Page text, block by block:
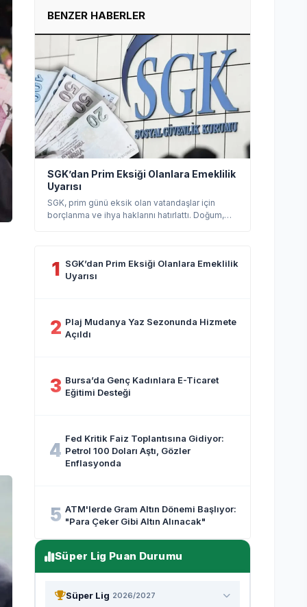
BENZER HABERLER
SGK’dan Prim Eksiği Olanlara Emeklilik
Uyarısı
SGK, prim günü eksik olan vatandaşlar için
borçlanma ve ihya haklarını hatırlattı. Doğum,
1 SGK’dan Prim Eksiği Olanlara Emeklilik
Uyarısı
2 Plaj Mudanya Yaz Sezonunda Hizmete
Açıldı
3 Bursa’da Genç Kadınlara E-Ticaret
Eğitimi Desteği
4
Fed Kritik Faiz Toplantısına Gidiyor:
Petrol 100 Doları Aştı, Gözler
Enflasyonda
5 ATM'lerde Gram Altın Dönemi Başlıyor:
"Para Çeker Gibi Altın Alınacak"
Süper Lig Puan Durumu
Süper Lig 2026/2027